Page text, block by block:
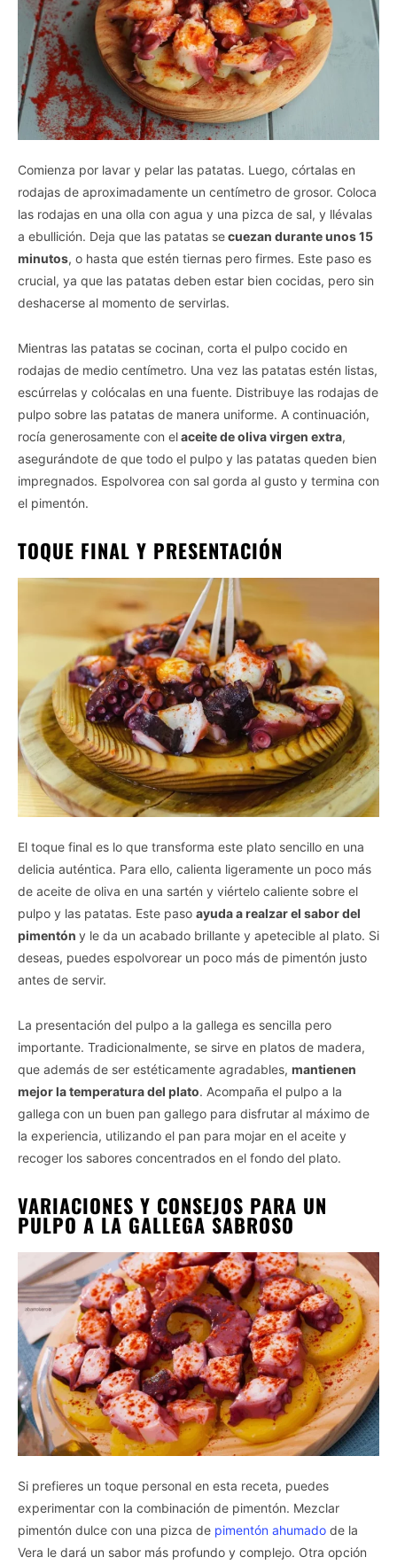
Comienza por lavar y pelar las patatas. Luego, córtalas en
rodajas de aproximadamente un centímetro de grosor. Coloca
las rodajas en una olla con agua y una pizca de sal, y llévalas
a ebullición. Deja que las patatas secuezan durante unos 15
minutos, o hasta que estén tiernas pero firmes. Este paso es
crucial, ya que las patatas deben estar bien cocidas, pero sin
deshacerse al momento de servirlas.
Mientras las patatas se cocinan, corta el pulpo cocido en
rodajas de medio centímetro. Una vez las patatas estén listas,
escúrrelas y colócalas en una fuente. Distribuye las rodajas de
pulpo sobre las patatas de manera uniforme. A continuación,
rocía generosamente con elaceite de oliva virgen extra,
asegurándote de que todo el pulpo y las patatas queden bien
impregnados. Espolvorea con sal gorda al gusto y termina con
el pimentón.
TOQUE FINAL Y PRESENTACIÓN
El toque final es lo que transforma este plato sencillo en una
delicia auténtica. Para ello, calienta ligeramente un poco más
de aceite de oliva en una sartén y viértelo caliente sobre el
pulpo y las patatas. Este paso ayuda a realzar el sabor del
pimentón y le da un acabado brillante y apetecible al plato. Si
deseas, puedes espolvorear un poco más de pimentón justo
antes de servir.
La presentación del pulpo a la gallega es sencilla pero
importante. Tradicionalmente, se sirve en platos de madera,
que además de ser estéticamente agradables, mantienen
mejor la temperatura del plato. Acompaña el pulpo a la
gallega con un buen pan gallego para disfrutar al máximo de
la experiencia, utilizando el pan para mojar en el aceite y
recoger los sabores concentrados en el fondo del plato.
VARIACIONES Y CONSEJOS PARA UN
PULPO A LA GALLEGA SABROSO
Si prefieres un toque personal en esta receta, puedes
experimentar con la combinación de pimentón. Mezclar
pimentón dulce con una pizca de pimentón ahumado de la
Vera le dará un sabor más profundo y complejo. Otra opción